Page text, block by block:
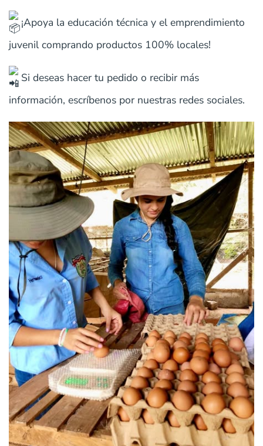
¡Apoya la educación técnica y el emprendimiento
juvenil comprando productos 100% locales!
Si deseas hacer tu pedido o recibir más
información, escríbenos por nuestras redes sociales.